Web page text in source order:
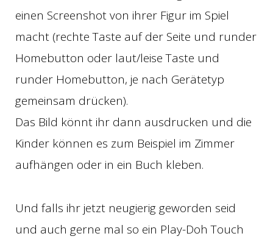
einen Screenshot von ihrer Figur im Spiel
macht (rechte Taste auf der Seite und runder
Homebutton oder laut/leise Taste und
runder Homebutton, je nach Gerätetyp
gemeinsam drücken).
Das Bild könnt ihr dann ausdrucken und die
Kinder können es zum Beispiel im Zimmer
aufhängen oder in ein Buch kleben.
Und falls ihr jetzt neugierig geworden seid
und auch gerne mal so ein Play-Doh Touch